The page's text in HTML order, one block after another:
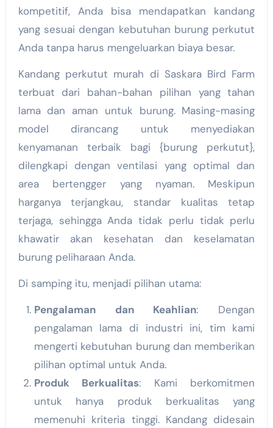
kompetitif, Anda bisa mendapatkan kandang
yang sesuai dengan kebutuhan burung perkutut
Anda tanpa harus mengeluarkan biaya besar.
Kandang perkutut murah di Saskara Bird Farm
terbuat dari bahan-bahan pilihan yang tahan
lama dan aman untuk burung. Masing-masing
model dirancang untuk menyediakan
kenyamanan terbaik bagi {burung perkutut},
dilengkapi dengan ventilasi yang optimal dan
area bertengger yang nyaman. Meskipun
harganya terjangkau, standar kualitas tetap
terjaga, sehingga Anda tidak perlu tidak perlu
khawatir akan kesehatan dan keselamatan
burung peliharaan Anda.
Di samping itu, menjadi pilihan utama:
Pengalaman dan Keahlian: Dengan
pengalaman lama di industri ini, tim kami
mengerti kebutuhan burung dan memberikan
pilihan optimal untuk Anda.
Produk Berkualitas: Kami berkomitmen
untuk hanya produk berkualitas yang
memenuhi kriteria tinggi. Kandang didesain